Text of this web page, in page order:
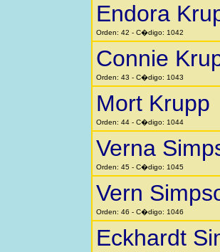
Endora
Orden: 42 - C�digo: 1042
Connie
Orden: 43 - C�digo: 1043
Mort Krupp
Orden: 44 - C�digo: 1044
Verna
Orden: 45 - C�digo: 1045
Vern
Orden: 46 - C�digo: 1046
Eckhardt